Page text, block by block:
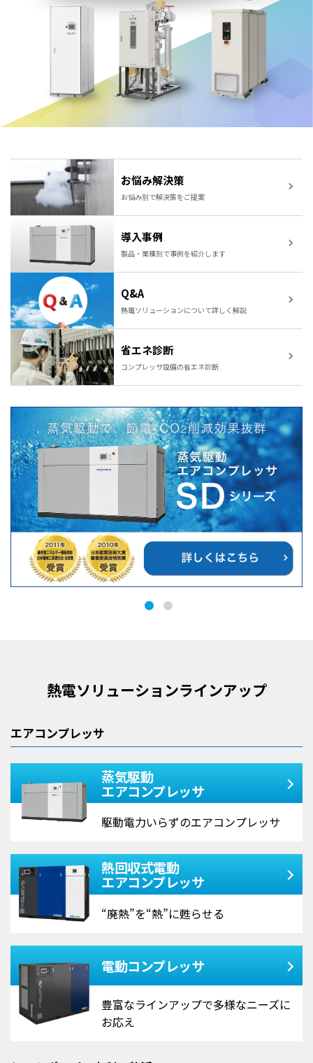
お悩み解決策
お悩み別で解決策をご提案
導入事例
製品・業種別で事例を紹介します
Q&A
熱電ソリューションについて詳しく解説
省エネ診断
コンプレッサ設備の省エネ診断
熱電ソリューションラインアップ
エアコンプレッサ
蒸気駆動
エアコンプレッサ
駆動電力いらずのエアコンプレッサ
熱回収式電動
エアコンプレッサ
“廃熱”を“熱”に甦らせる
電動コンプレッサ
豊富なラインアップで多様なニーズに
お応え